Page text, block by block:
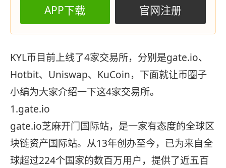
APP下载 官网注册
KYL币目前上线了4家交易所，分别是gate.io、
Hotbit、Uniswap、KuCoin，下面就让币圈子
小编为大家介绍一下这4家交易所。
1.gate.io
gate.io芝麻开门国际站，是一家有态度的全球区
块链资产国际站。从13年创办至今，已为来自全
球超过224个国家的数百万用户，提供了近五百